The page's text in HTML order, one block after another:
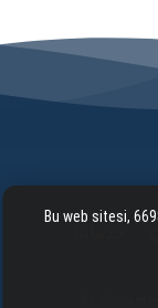
Bu web sitesi,